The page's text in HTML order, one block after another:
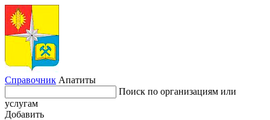
Справочник Апатиты
Поиск по организациям или
услугам
Добавить